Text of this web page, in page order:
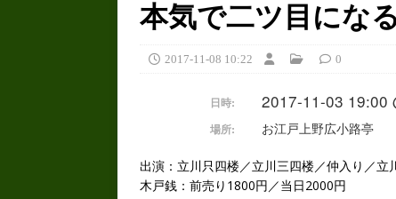
本気で二ツ目にな
2017-11-08 10:22 0
日時: 2017-11-03 19:00
場所: お江戸上野広小路亭
出演：立川只四楼／立川三四楼／仲入り／立
木戸銭：前売り1800円／当日2000円